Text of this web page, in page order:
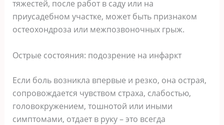
тяжестей, после работ в саду или на
приусадебном участке, может быть признаком
остеохондроза или межпозвоночных грыж.
Острые состояния: подозрение на инфаркт
Если боль возникла впервые и резко, она острая,
сопровождается чувством страха, слабостью,
головокружением, тошнотой или иными
симптомами, отдает в руку – это всегда